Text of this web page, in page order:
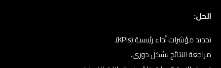
الحل:
تحديد مؤشرات أداء رئيسية (KPIs).
مراجعة النتائج بشكل دوري.